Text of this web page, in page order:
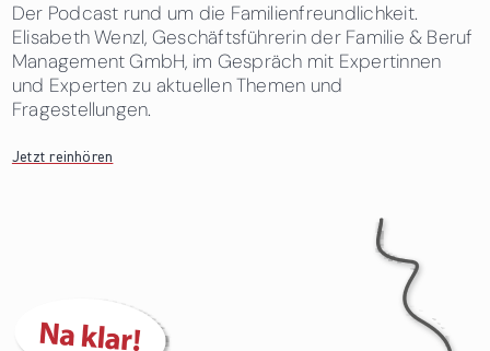
Der Podcast rund um die Familienfreundlichkeit.
Elisabeth Wenzl, Geschäftsführerin der Familie & Beruf
Management GmbH, im Gespräch mit Expertinnen
und Experten zu aktuellen Themen und
Fragestellungen.
Jetzt reinhören